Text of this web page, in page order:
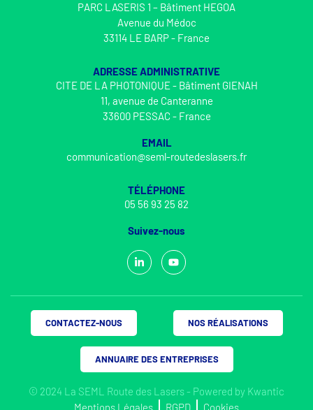
PARC LASERIS 1 – Bâtiment HEGOA
Avenue du Médoc
33114 LE BARP - France
ADRESSE ADMINISTRATIVE
CITE DE LA PHOTONIQUE - Bâtiment GIENAH
11, avenue de Canteranne
33600 PESSAC - France
EMAIL
communication@seml-routedeslasers.fr
TÉLÉPHONE
05 56 93 25 82
Suivez-nous
© 2024 La SEML Route des Lasers - Powered by Kwantic
Mentions Légales
RGPD Cookies
CONTACTEZ-NOUS NOS RÉALISATIONS
ANNUAIRE DES ENTREPRISES